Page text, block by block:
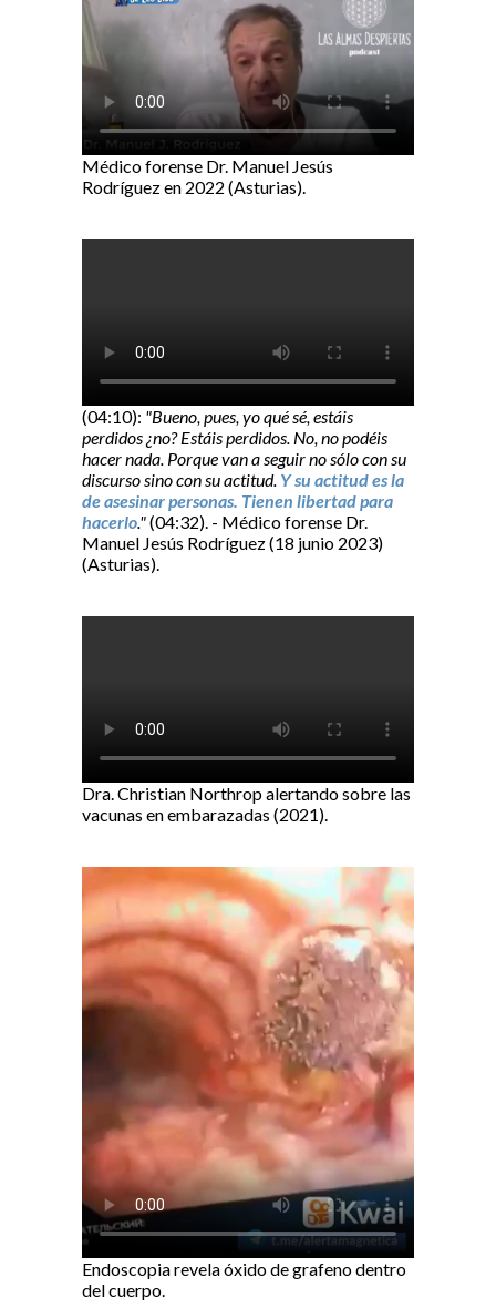
Médico forense Dr. Manuel Jesús
Rodríguez en 2022 (Asturias).
(04:10): "Bueno, pues, yo qué sé, estáis
perdidos ¿no? Estáis perdidos. No, no podéis
hacer nada. Porque van a seguir no sólo con su
discurso sino con su actitud. Y su actitud es la
de asesinar personas. Tienen libertad para
hacerlo."(04:32). - Médico forense Dr.
Manuel Jesús Rodríguez (18 junio 2023)
(Asturias).
Dra. Christian Northrop alertando sobre las
vacunas en embarazadas (2021).
Endoscopia revela óxido de grafeno dentro
del cuerpo.